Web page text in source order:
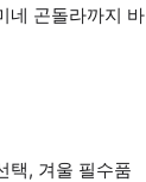
네 곤돌라까지 바
택, 겨울 필수품